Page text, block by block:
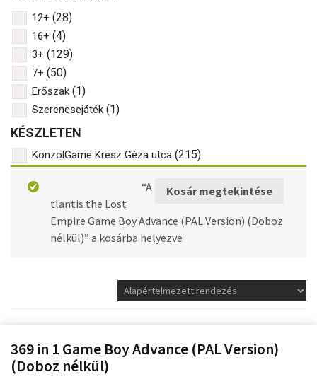
12+ (28)
16+ (4)
3+ (129)
7+ (50)
Erőszak (1)
Szerencsejáték (1)
KÉSZLETEN
KonzolGame Kresz Géza utca (215)
Kosár megtekintése
“A
tlantis the Lost
Empire Game Boy Advance (PAL Version) (Doboz
nélkül)” a kosárba helyezve
369 in 1 Game Boy Advance (PAL Version)
(Doboz nélkül)